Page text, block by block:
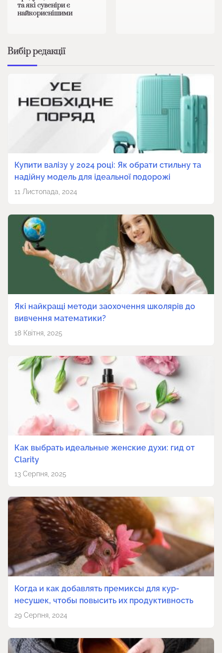
та які сувеніри є
найкориснішими
Вибір редакції
Купити валізу у 2024 році: Як обрати стильну та
надійну модель для ідеальної подорожі
11 Листопада, 2024
Які найкращі методи заохочення школярів до
вивчення математики?
18 Квітня, 2025
Как выбрать идеальные женские духи: гид от
Clarity
13 Серпня, 2025
Когда и как добавлять премиксы для кур-
несушек, чтобы повысить их продуктивность
29 Серпня, 2024